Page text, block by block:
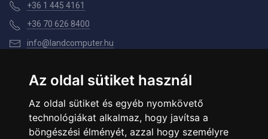
Az oldal sütiket használ
Az oldal sütiket és egyéb nyomkövető
technológiákat alkalmaz, hogy javítsa a
böngészési élményét, azzal hogy személyre
+36 1 445 4161
+36 70 626 8400
info@landcomputer.hu
Nyitvatartás és kapcsolat
PARTNEREINK